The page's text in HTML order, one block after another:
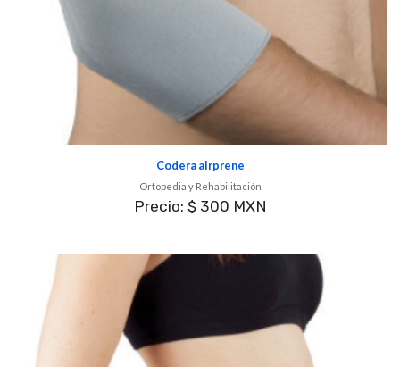
Codera airprene
Ortopedia y Rehabilitación
Precio: $ 300 MXN